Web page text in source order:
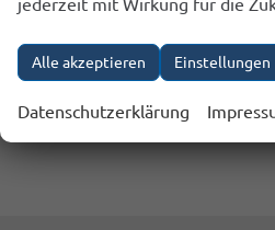
Alle akzeptieren Einstellungen
Datenschutzerklärung